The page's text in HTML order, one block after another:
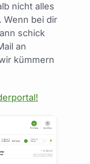
nicht alles
Wenn bei dir
schick
an
kümmern